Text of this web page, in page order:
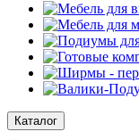
Каталог